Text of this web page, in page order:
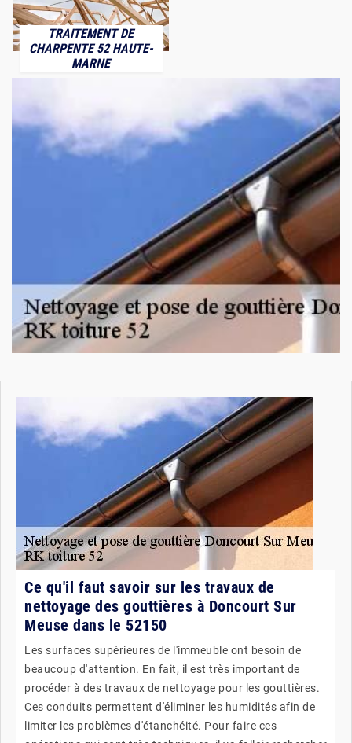
TRAITEMENT DE
CHARPENTE 52 HAUTE-
MARNE
Ce qu'il faut savoir sur les travaux de
nettoyage des gouttières à Doncourt Sur
Meuse dans le 52150
Les surfaces supérieures de l'immeuble ont besoin de
beaucoup d'attention. En fait, il est très important de
procéder à des travaux de nettoyage pour les gouttières.
Ces conduits permettent d'éliminer les humidités afin de
limiter les problèmes d'étanchéité. Pour faire ces